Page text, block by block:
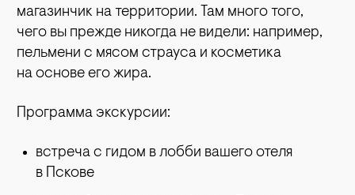
магазинчик на территории. Там много того,
чего вы прежде никогда не видели: например,
пельмени с мясом страуса и косметика
на основе его жира.
Программа экскурсии:
встреча с гидом в лобби вашего отеля
в Пскове